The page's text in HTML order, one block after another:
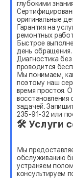
глубокими
оригинальные
Гарантия на
ремонтных
Быстрое
день обращения.
Диагностика
проводится
Мы понимаем,
поэтому наш
время простоя.
задачей.
235-91-32 или
🛠 Услуги
Мы
обслуживанию
устраняем
консультируем